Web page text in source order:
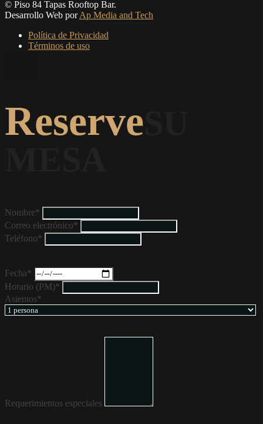
© Piso 84 Tapas Rooftop Bar.
Desarrollo Web porAp Media and Tech
Política de Privacidad
Términos de uso
Reserve
Nombre*
Correo electrónico*
Teléfono*
Fecha*
Horario (PM)*
Asientos*
Requerimientos especiales